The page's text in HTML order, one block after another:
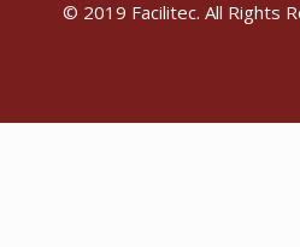
© 2019 Facilitec. All Rights